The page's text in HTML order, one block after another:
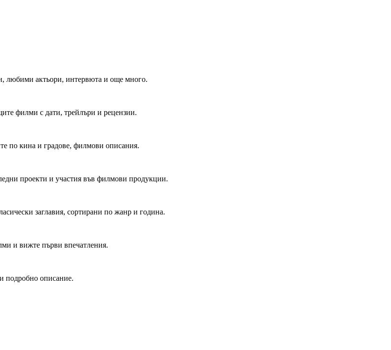
любими актьори, интервюта и още много.
филми с дати, трейлъри и рецензии.
по кина и градове, филмови описания.
проекти и участия във филмови продукции.
заглавия, сортирани по жанр и година.
и вижте първи впечатления.
подробно описание.